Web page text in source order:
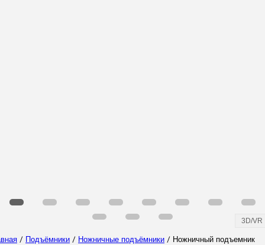
3D/VR
/ Подъёмники / Ножничные подъёмники / Ножничный подъемник